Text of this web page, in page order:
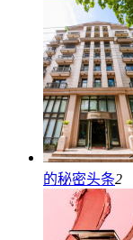
的秘密头条2